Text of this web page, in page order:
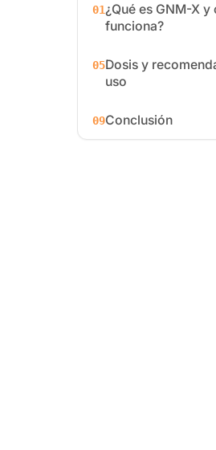
01¿Qué es GNM-X y
funciona?
05Dosis y
uso
09Conclusión